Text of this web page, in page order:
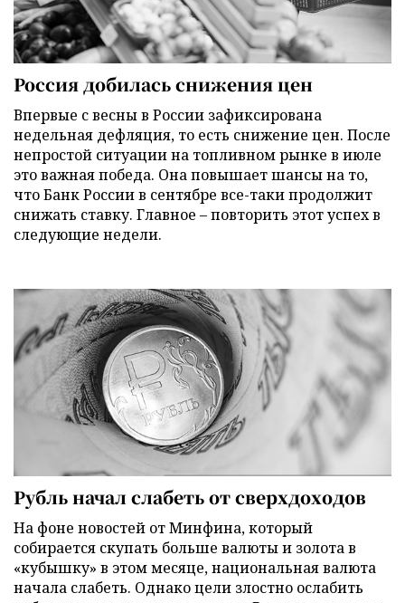
Россия добилась снижения цен
Впервые с весны в России зафиксирована
недельная дефляция, то есть снижение цен. После
непростой ситуации на топливном рынке в июле
это важная победа. Она повышает шансы на то,
что Банк России в сентябре все-таки продолжит
снижать ставку. Главное – повторить этот успех в
следующие недели.
Рубль начал слабеть от сверхдоходов
На фоне новостей от Минфина, который
собирается скупать больше валюты и золота в
«кубышку» в этом месяце, национальная валюта
начала слабеть. Однако цели злостно ослабить